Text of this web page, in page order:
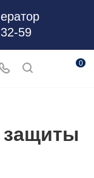
59
0
защиты